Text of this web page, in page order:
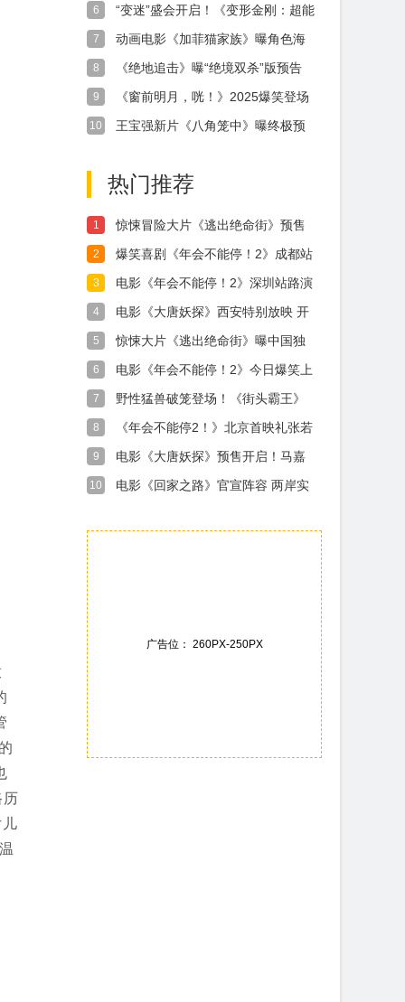
历
人心
6
“变迷”盛会开启！《变形金刚：超能
幕再筑梦
7
动画电影《加菲猫家族》曝角色海
8
《绝地追击》曝“绝境双杀”版预告
士
9
《窗前明月，咣！》2025爆笑登场
10
王宝强新片《八角笼中》曝终极预
热门推荐
1
惊悚冒险大片《逃出绝命街》预售
2
爆笑喜剧《年会不能停！2》成都站
走心输出
3
电影《年会不能停！2》深圳站路演
作
4
电影《大唐妖探》西安特别放映 开
5
惊悚大片《逃出绝命街》曝中国独
6
电影《年会不能停！2》今日爆笑上
7
野性猛兽破笼登场！《街头霸王》
释出 杰森·莫玛回旋撞招式炸裂
8
《年会不能停2！》北京首映礼张若
开启引爆暑期狂欢
9
电影《大唐妖探》预售开启！马嘉
探案之旅
10
电影《回家之路》官宣阵容 两岸实
广告位： 260PX-250PX